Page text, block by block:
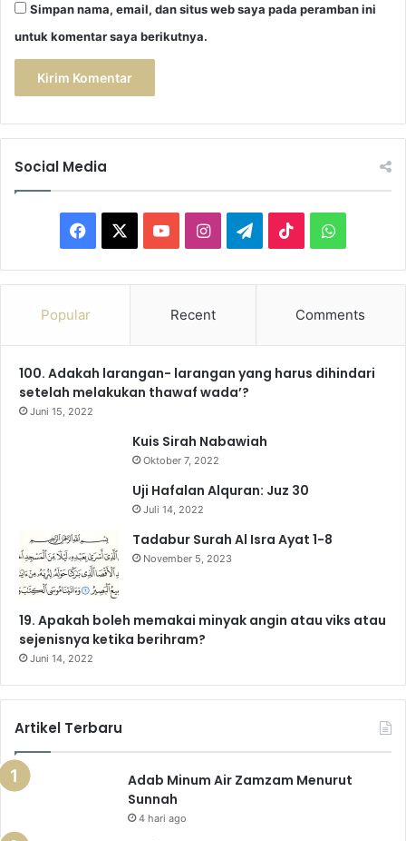
Simpan nama, email, dan situs web saya pada peramban ini
untuk komentar saya berikutnya.
Social Media
a
b
o
o
u
e
I
n
a
r
a
e
g
a
m
i
o
W
h
s
Popular Recent Comments
100. Adakah larangan- larangan yang harus dihindari
setelah melakukan thawaf wada’?
Juni 15, 2022
Kuis Sirah Nabawiah
Oktober 7, 2022
Uji Hafalan Alquran: Juz 30
Juli 14, 2022
Tadabur Surah Al Isra Ayat 1-8
November 5, 2023
19. Apakah boleh memakai minyak angin atau viks atau
sejenisnya ketika berihram?
Juni 14, 2022
Artikel Terbaru
Adab Minum Air Zamzam Menurut
Sunnah
4 hari ago